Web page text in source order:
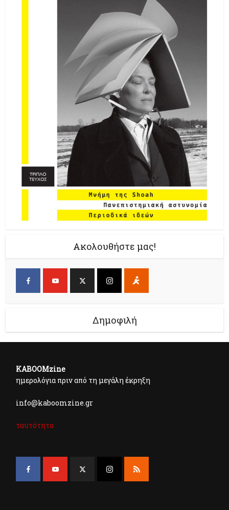
Ακολουθήστε μας!
Δημοφιλή
KABOOMzine
ημερολόγια πριν από τη μεγάλη έκρηξη
info@kaboomzine.gr
ταυτότητα